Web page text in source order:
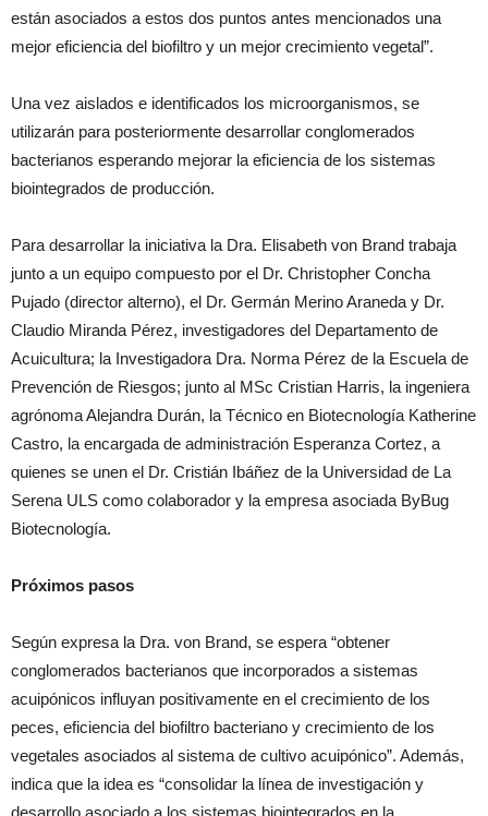
están asociados a estos dos puntos antes mencionados una
mejor eficiencia del biofiltro y un mejor crecimiento vegetal”.
Una vez aislados e identificados los microorganismos, se
utilizarán para posteriormente desarrollar conglomerados
bacterianos esperando mejorar la eficiencia de los sistemas
biointegrados de producción.
Para desarrollar la iniciativa la Dra. Elisabeth von Brand trabaja
junto a un equipo compuesto por el Dr. Christopher Concha
Pujado (director alterno), el Dr. Germán Merino Araneda y Dr.
Claudio Miranda Pérez, investigadores del Departamento de
Acuicultura; la Investigadora Dra. Norma Pérez de la Escuela de
Prevención de Riesgos; junto al MSc Cristian Harris, la ingeniera
agrónoma Alejandra Durán, la Técnico en Biotecnología Katherine
Castro, la encargada de administración Esperanza Cortez, a
quienes se unen el Dr. Cristián Ibáñez de la Universidad de La
Serena ULS como colaborador y la empresa asociada ByBug
Biotecnología.
Próximos pasos
Según expresa la Dra. von Brand, se espera “obtener
conglomerados bacterianos que incorporados a sistemas
acuipónicos influyan positivamente en el crecimiento de los
peces, eficiencia del biofiltro bacteriano y crecimiento de los
vegetales asociados al sistema de cultivo acuipónico”. Además,
indica que la idea es “consolidar la línea de investigación y
desarrollo asociado a los sistemas biointegrados en la